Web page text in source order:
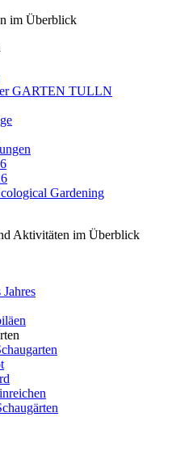
im Überblick
GARTEN TULLN
Gardening
Aktivitäten im Überblick
Jahres